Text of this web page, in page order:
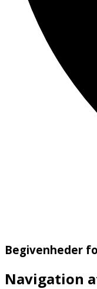
Begivenheder
Navigation